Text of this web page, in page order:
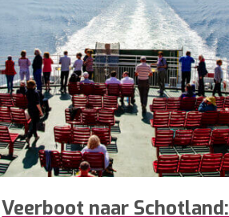
Veerboot naar Schotland: